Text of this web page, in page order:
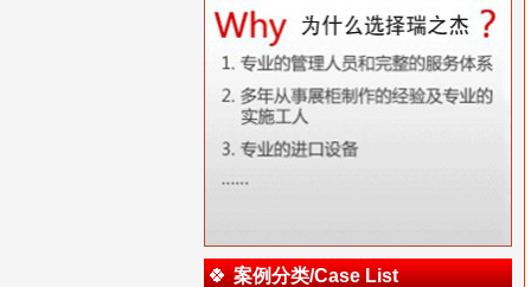
案例分类/Case List